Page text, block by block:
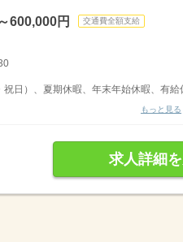
600,000円 交通費全額支給
祝日）、夏期休暇、年末年始休暇、有
もっと見る
求人詳細